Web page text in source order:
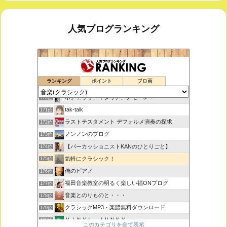
人気ブログランキング
ランキング ポイント ブロ画
思えば遠くへ来たもんだ
169位 室内楽コンサート・レッスンいたします
170位 ボチェッリ、イタリア、アモーレ！
171位 tak-talk
172位 ラストテスタメント デフォルメ演奏の探求
173位 ノンノンのブログ
174位 【パーカッショニストKANのひとりごと】
175位 気軽にクラシック！
176位 俺のピアノ
177位 福田音楽教室の明るく楽しい福ONブログ
178位 音楽とのりものと・・・
179位 クラシックMP3・楽譜無料ダウンロード
180位
ＶＩＮＹＬ ＪＵＮＫＹ
このカテゴリを全て表示